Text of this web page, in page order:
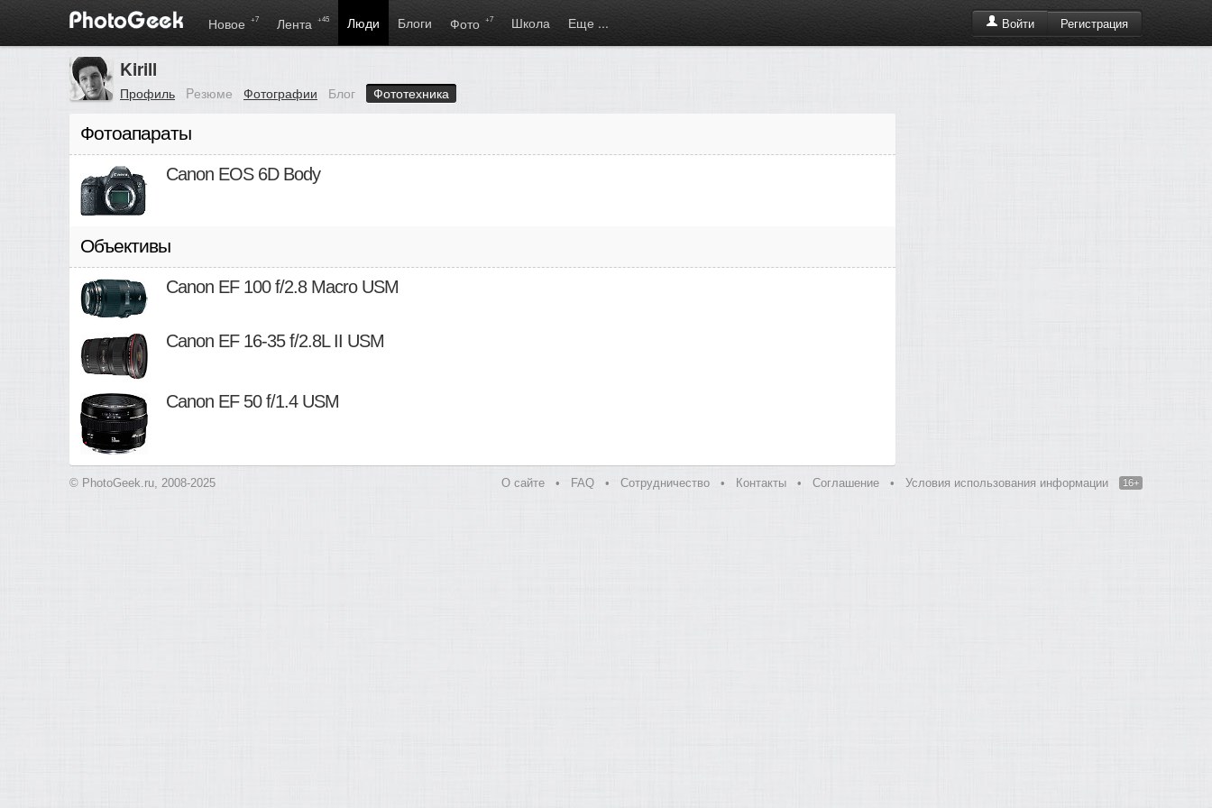
Войти Регистрация
Новое +7 Лента +45 Люди Блоги Фото +7 Школа Еще ...
Kirill
Профиль Pезюме Фотографии Блог Фототехника
Фотоапараты
Canon EOS 6D Body
Объективы
Canon EF 100 f/2.8 Macro USM
Canon EF 16-35 f/2.8L II USM
Canon EF 50 f/1.4 USM
© PhotoGeek.ru, 2008-2025 О сайте • FAQ • Сотрудничество • Контакты • Соглашение • Условия использования информации 16+